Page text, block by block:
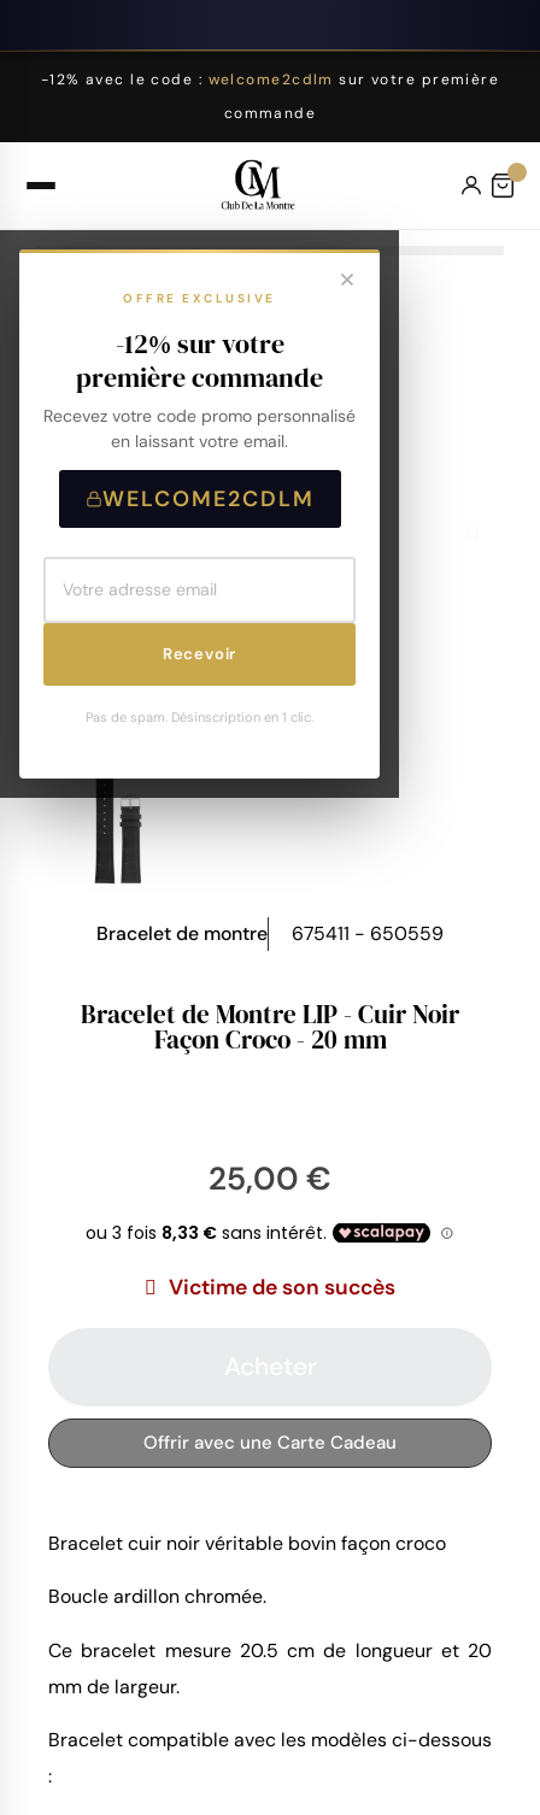
-12% avec le code : welcome2cdlm sur votre première
commande
OFFRE EXCLUSIVE
-12% sur votre
première commande
Recevez votre code promo personnalisé
en laissant votre email.
WELCOME2CDLM
Recevoir
Pas de spam. Désinscription en 1 clic.
Bracelet de montre 675411 - 650559
Bracelet de Montre LIP - Cuir Noir
Façon Croco - 20 mm
25,00 €
Victime de son succès
Offrir avec une Carte Cadeau
Bracelet cuir noir véritable bovin façon croco
Boucle ardillon chromée.
Ce bracelet mesure 20.5 cm de longueur et 20
mm de largeur.
Bracelet compatible avec les modèles ci-dessous
: